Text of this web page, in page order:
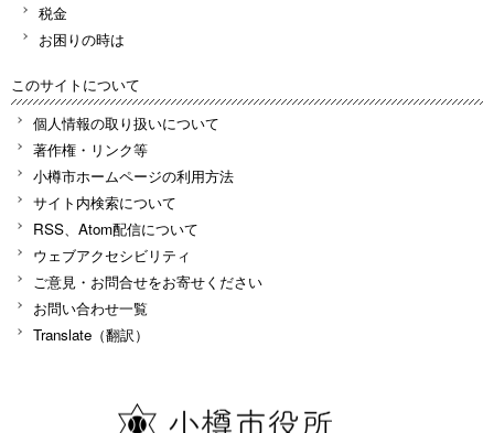
税金
お困りの時は
このサイトについて
個人情報の取り扱いについて
著作権・リンク等
小樽市ホームページの利用方法
サイト内検索について
RSS、Atom配信について
ウェブアクセシビリティ
ご意見・お問合せをお寄せください
お問い合わせ一覧
Translate（翻訳）